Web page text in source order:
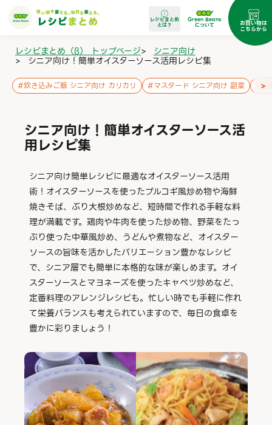
レシピまとめ
とは？
Green Beans
について お買い物は
こちらから
レシピまとめ（β） トップページ> シニア向け
> シニア向け！簡単オイスターソース活用レシピ集
#炊き込みご飯 シニア向け カリカリ #マスタード シニア向け 副菜 #豆
>
シニア向け！簡単オイスターソース活
用レシピ集
シニア向け簡単レシピに最適なオイスターソース活用
術！オイスターソースを使ったプルコギ風炒め物や海鮮
焼きそば、ぶり大根炒めなど、短時間で作れる手軽な料
理が満載です。鶏肉や牛肉を使った炒め物、野菜をたっ
ぷり使った中華風炒め、うどんや煮物など、オイスター
ソースの旨味を活かしたバリエーション豊かなレシピ
で、シニア層でも簡単に本格的な味が楽しめます。オイ
スターソースとマヨネーズを使ったキャベツ炒めなど、
定番料理のアレンジレシピも。忙しい時でも手軽に作れ
て栄養バランスも考えられていますので、毎日の食卓を
豊かに彩りましょう！